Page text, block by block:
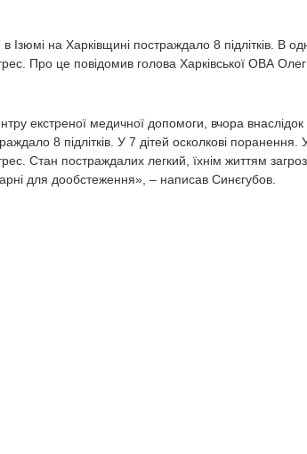
Ізюмі на Харківщині постраждало 8 підлітків. В
Про це повідомив голова Харківської ОВА
екстреної медичної допомоги, вчора внаслідок
8 підлітків. У 7 дітей осколкові поранення.
Стан постраждалих легкий, їхнім життям
для дообстеження», – написав Синєгубов.